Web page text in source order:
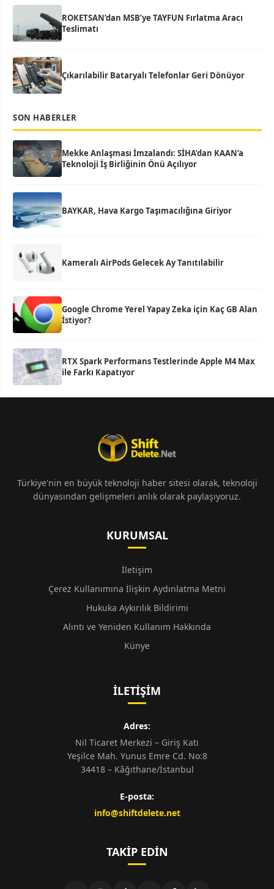
ROKETSAN’dan MSB’ye TAYFUN Fırlatma Aracı
Teslimatı
Çıkarılabilir Bataryalı Telefonlar Geri Dönüyor
SON HABERLER
Mekke Anlaşması İmzalandı: SİHA’dan KAAN’a
Teknoloji İş Birliğinin Önü Açılıyor
BAYKAR, Hava Kargo Taşımacılığına Giriyor
Kameralı AirPods Gelecek Ay Tanıtılabilir
Google Chrome Yerel Yapay Zeka için Kaç GB Alan
İstiyor?
RTX Spark Performans Testlerinde Apple M4 Max
ile Farkı Kapatıyor
Türkiye'nin en büyük teknoloji haber sitesi olarak, teknoloji
dünyasından gelişmeleri anlık olarak paylaşıyoruz.
KURUMSAL
İletişim
Çerez Kullanımına İlişkin Aydınlatma Metni
Hukuka Aykırılık Bildirimi
Alıntı ve Yeniden Kullanım Hakkında
Künye
İLETIŞIM
Adres:
Nil Ticaret Merkezi – Giriş Katı
Yeşilce Mah. Yunus Emre Cd. No:8
34418 – Kâğıthane/İstanbul
E-posta:
info@shiftdelete.net
TAKIP EDIN